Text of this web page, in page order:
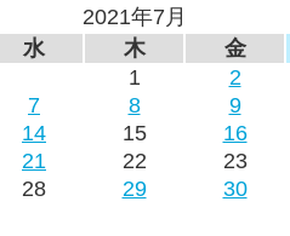
2021年7月
水 木
金
1
2
7 8
9
14 15
16
21 22
23
28 29 30